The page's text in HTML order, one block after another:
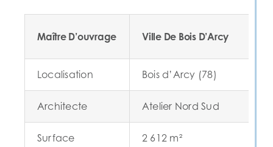
Maître D’ouvrage Ville De Bois D’Arcy
Localisation Bois d’Arcy (78)
Architecte Atelier Nord Sud
Surface 2 612 m²